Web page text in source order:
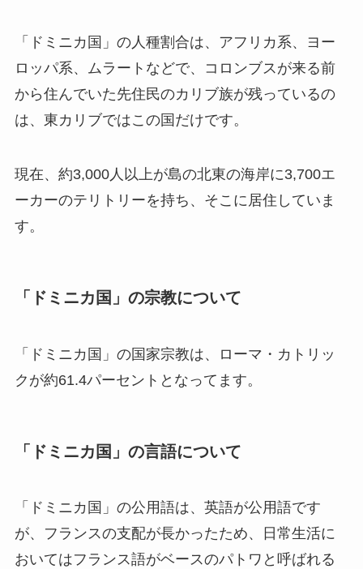
「ドミニカ国」の人種割合は、アフリカ系、ヨー
ロッパ系、ムラートなどで、コロンブスが来る前
から住んでいた先住民のカリブ族が残っているの
は、東カリブではこの国だけです。
現在、約3,000人以上が島の北東の海岸に3,700エ
ーカーのテリトリーを持ち、そこに居住していま
す。
「ドミニカ国」の宗教について
「ドミニカ国」の国家宗教は、ローマ・カトリッ
クが約61.4パーセントとなってます。
「ドミニカ国」の言語について
「ドミニカ国」の公用語は、英語が公用語です
が、フランスの支配が長かったため、日常生活に
おいてはフランス語がベースのパトワと呼ばれる